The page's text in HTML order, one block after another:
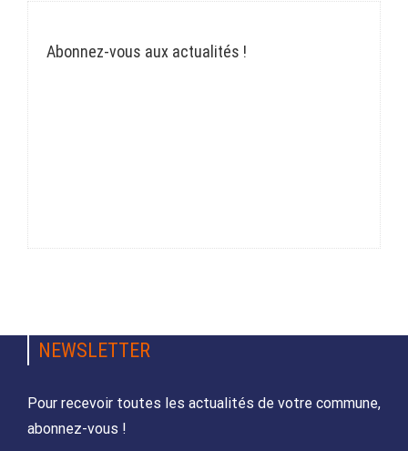
Abonnez-vous aux actualités !
NEWSLETTER
Pour recevoir toutes les actualités de votre commune,
abonnez-vous !